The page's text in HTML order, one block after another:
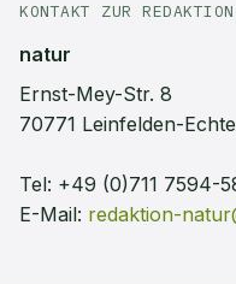
KONTAKT ZUR REDAKTION
natur
Ernst-Mey-Str. 8
70771 Leinfelden-
Tel: +49 (0)711 7594-
E-Mail: redaktion-